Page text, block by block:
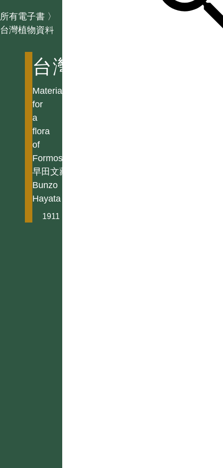
所有電子書 〉
台灣植物資料
台灣植物資料
Materials
for
a
flora
of
Formosa
早田文藏
Bunzo
Hayata
1911